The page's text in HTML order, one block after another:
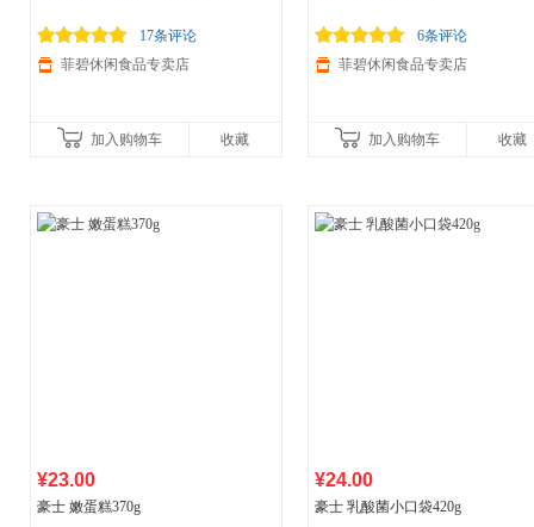
17条评论
菲碧休闲食品专卖店
加入购物车 收藏
6条评论
菲碧休闲食品专卖店
加入购物车 收藏
¥23.00
豪士 嫩蛋糕370g
¥24.00
豪士 乳酸菌小口袋420g